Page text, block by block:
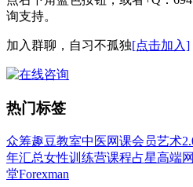
询支持。
加入群聊，自习不孤独[点击加入]
热门标签
众筹趣豆教室中医网课会员艺术
年汇总女性训练营课程占星高端
堂Forexman